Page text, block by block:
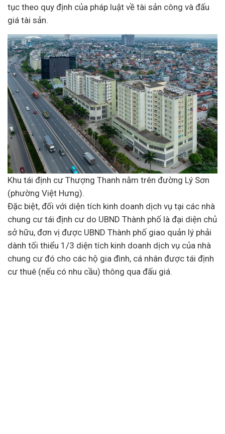
tục theo quy định của pháp luật về tài sản công và đấu
giá tài sản.
Khu tái định cư Thượng Thanh nằm trên đường Lý Sơn
(phường Việt Hưng).
Đặc biệt, đối với diện tích kinh doanh dịch vụ tại các nhà
chung cư tái định cư do UBND Thành phố là đại diện chủ
sở hữu, đơn vị được UBND Thành phố giao quản lý phải
dành tối thiểu 1/3 diện tích kinh doanh dịch vụ của nhà
chung cư đó cho các hộ gia đình, cá nhân được tái định
cư thuê (nếu có nhu cầu) thông qua đấu giá.